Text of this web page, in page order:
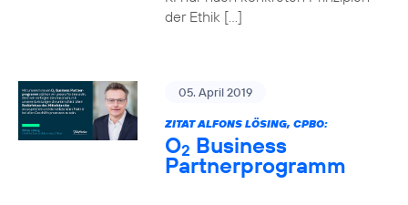
der Ethik […]
05. April 2019
ZITAT ALFONS LÖSING, CPBO:
O2 Business
Partnerprogramm